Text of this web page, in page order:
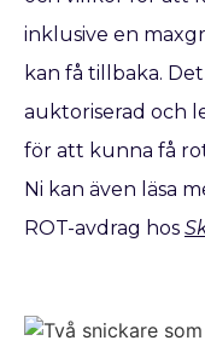
inklusive en
kan få tillbaka.
auktoriserad och
för att kunna få
Ni kan även läsa
ROT-avdrag hos